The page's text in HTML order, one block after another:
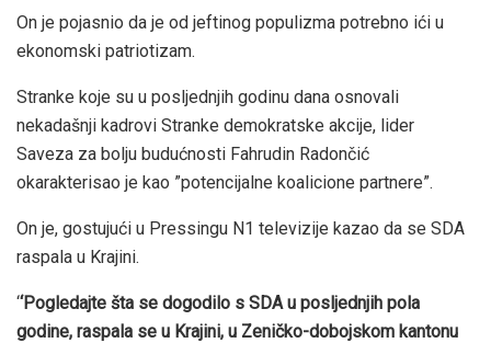
On je pojasnio da je od jeftinog populizma potrebno ići u
ekonomski patriotizam.
Stranke koje su u posljednjih godinu dana osnovali
nekadašnji kadrovi Stranke demokratske akcije, lider
Saveza za bolju budućnosti Fahrudin Radončić
okarakterisao je kao ”potencijalne koalicione partnere”.
On je, gostujući u Pressingu N1 televizije kazao da se SDA
raspala u Krajini.
‘‘Pogledajte šta se dogodilo s SDA u posljednjih pola
godine, raspala se u Krajini, u Zeničko-dobojskom kantonu